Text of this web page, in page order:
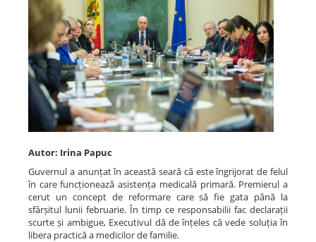
Școala E-Sănătate
SanoTeca
Autor: Irina Papuc
Guvernul a anunțat în această seară că este îngrijorat de felul
în care funcționează asistența medicală primară. Premierul a
cerut un concept de reformare care să fie gata până la
sfârșitul lunii februarie. În timp ce responsabilii fac declarații
scurte și ambigue, Executivul dă de înțeles că vede soluția în
libera practică a medicilor de familie.